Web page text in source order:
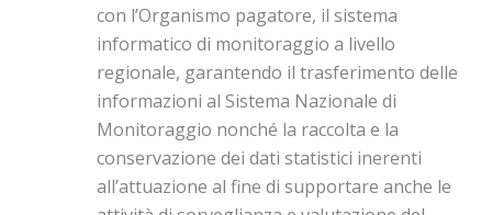
con l’Organismo pagatore, il sistema
informatico di monitoraggio a livello
regionale, garantendo il trasferimento delle
informazioni al Sistema Nazionale di
Monitoraggio nonché la raccolta e la
conservazione dei dati statistici inerenti
all’attuazione al fine di supportare anche le